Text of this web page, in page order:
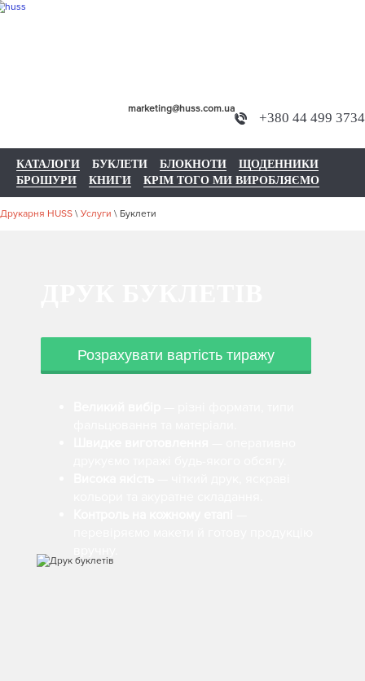
+380 44 499 3734
marketing@huss.com.ua
КАТАЛОГИ БУКЛЕТИ БЛОКНОТИ
ЩОДЕННИКИ
БРОШУРИ
КНИГИ КРІМ ТОГО МИ ВИРОБЛЯЄМО
Друкарня HUSS \ Услуги \ Буклети
Розрахувати вартість тиражу